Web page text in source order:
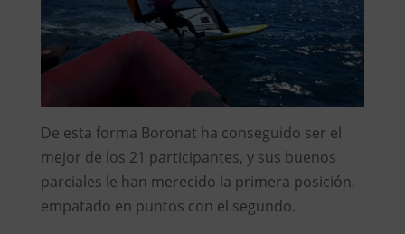
De esta forma Boronat ha conseguido ser el
mejor de los 21 participantes, y sus buenos
parciales le han merecido la primera posición,
empatado en puntos con el segundo.